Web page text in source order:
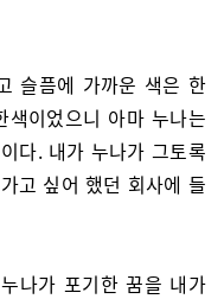
슬픔에 가까운 색은 한
이었으니 아마 누나는
다. 내가 누나가 그토록
고 싶어 했던 회사에 들
나가 포기한 꿈을 내가